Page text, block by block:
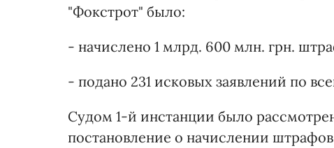
"Фокстрот" было:
- начислено 1 млрд. 600 млн. грн.
- подано 231 исковых заявлений по
Судом 1-й инстанции было
постановление о начислении